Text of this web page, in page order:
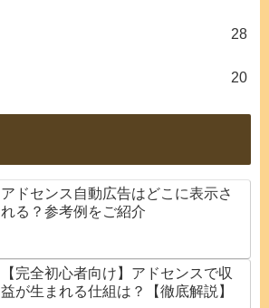
28
20
アドセンス自動広告はどこに表示さ
れる？参考例をご紹介
【完全初心者向け】アドセンスで収
益が生まれる仕組は？【徹底解説】